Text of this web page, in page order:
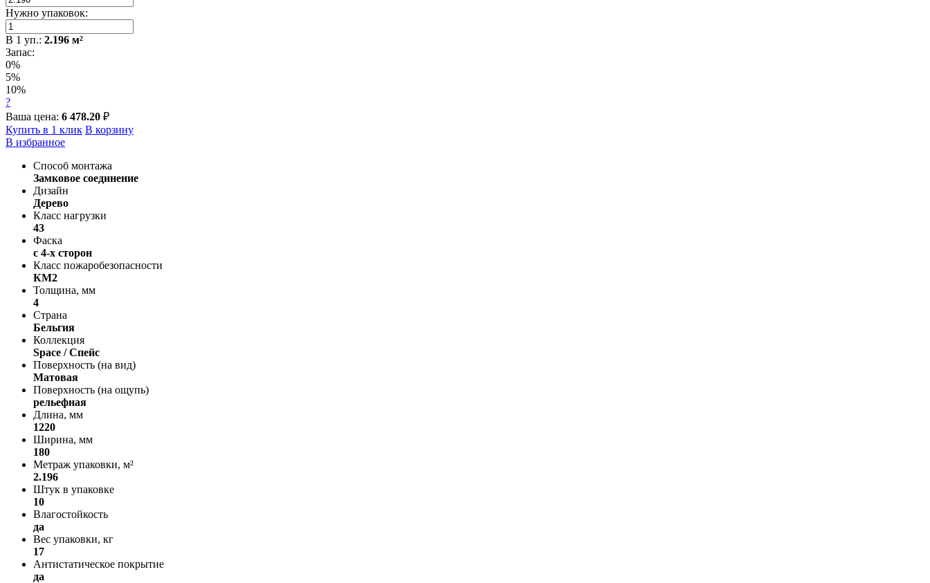
Нужно упаковок:
В 1 уп.: 2.196 м²
Запас:
0%
5%
10%
?
Ваша цена: 6 478.20 ₽
Купить в 1 клик В корзину
В избранное
Способ монтажа
Замковое соединение
Дизайн
Дерево
Класс нагрузки
43
Фаска
с 4-х сторон
Класс пожаробезопасности
КМ2
Толщина, мм
4
Страна
Бельгия
Коллекция
Space / Спейс
Поверхность (на вид)
Матовая
Поверхность (на ощупь)
рельефная
Длина, мм
1220
Ширина, мм
180
Метраж упаковки, м²
2.196
Штук в упаковке
10
Влагостойкость
да
Вес упаковки, кг
17
Антистатическое покрытие
да